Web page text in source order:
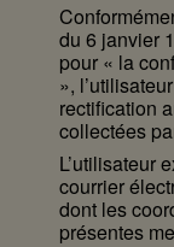
du 6 janvier
pour « la
»,
rectification
collectées
L’utilisateur
courrier
dont les
présentes